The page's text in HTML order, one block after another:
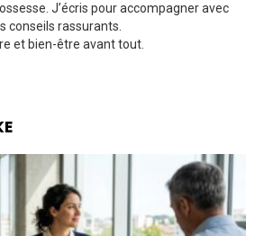
J’écris pour accompagner avec
conseils rassurants.
et bien-être avant tout.